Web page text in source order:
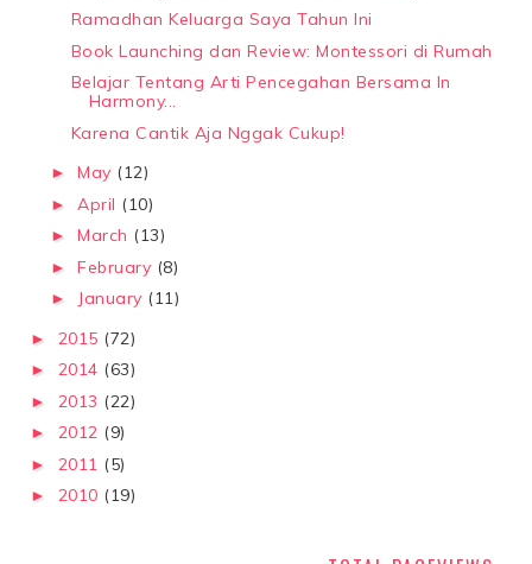
Ramadhan Keluarga Saya Tahun Ini
Book Launching dan Review: Montessori di Rumah
Belajar Tentang Arti Pencegahan Bersama In
Harmony...
Karena Cantik Aja Nggak Cukup!
►May (12)
► April (10)
►March (13)
►February (8)
► January (11)
► 2015 (72)
► 2014 (63)
► 2013 (22)
► 2012 (9)
► 2011 (5)
► 2010 (19)